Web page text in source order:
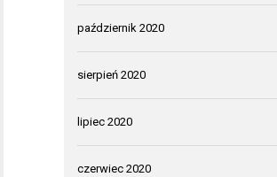
październik 2020
sierpień 2020
lipiec 2020
czerwiec 2020